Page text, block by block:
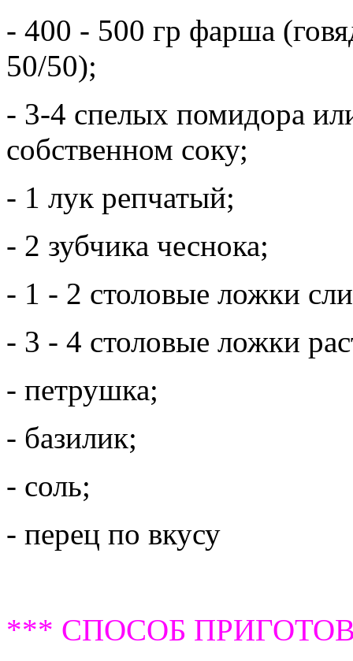
- 400 - 500 гр фарша
50/50);
- 3-4 спелых помидора
собственном соку;
- 1 лук репчатый;
- 2 зубчика чеснока;
- 1 - 2 столовые ложки
- 3 - 4 столовые ложки
- петрушка;
- базилик;
- соль;
- перец по вкусу
*** СПОСОБ